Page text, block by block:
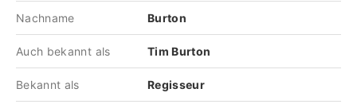
Nachname Burton
Auch bekannt als Tim Burton
Bekannt als Regisseur